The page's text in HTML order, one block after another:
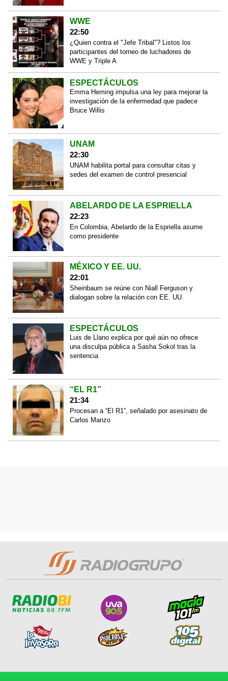
WWE
22:50
¿Quien contra el "Jefe Tribal"? Listos los
participantes del torneo de luchadores de
WWE y Triple A
ESPECTÁCULOS
Emma Heming impulsa una ley para mejorar la
investigación de la enfermedad que padece
Bruce Willis
UNAM
22:30
UNAM habilita portal para consultar citas y
sedes del examen de control presencial
ABELARDO DE LA ESPRIELLA
22:23
En Colombia, Abelardo de la Espriella asume
como presidente
MÉXICO Y EE. UU.
22:01
Sheinbaum se reúne con Niall Ferguson y
dialogan sobre la relación con EE. UU.
ESPECTÁCULOS
Luis de Llano explica por qué aún no ofrece
una disculpa pública a Sasha Sokol tras la
sentencia
“EL R1”
21:34
Procesan a “El R1”, señalado por asesinato de
Carlos Manzo